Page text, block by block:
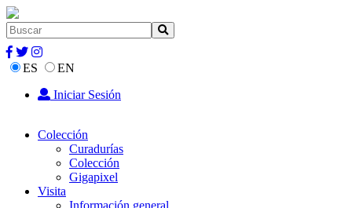
ES
EN
Iniciar Sesión
Colección
Curadurías
Colección
Gigapixel
Visita
Información general